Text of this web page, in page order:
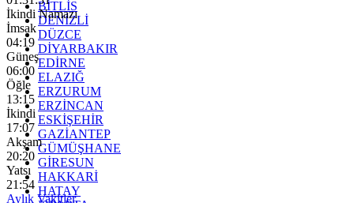
BİTLİS
DENİZLİ
DÜZCE
DİYARBAKIR
EDİRNE
ELAZIĞ
ERZURUM
ERZİNCAN
ESKİŞEHİR
GAZİANTEP
GÜMÜŞHANE
GİRESUN
HAKKARİ
HATAY
İkindi Namazı
İmsak
04:19
Güneş
06:00
Öğle
13:15
İkindi
17:07
Akşam
20:20
Yatsı
21:54
Aylık Vakitler